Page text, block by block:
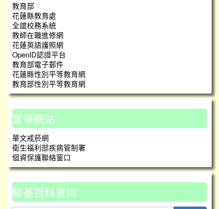
教育部
花蓮縣教育處
全誼校務系統
教師在職進修網
花蓮英語護照網
OpenID認證平台
教育部電子郵件
花蓮縣性別平等教育網
教育部性別平等教育網
宣導網站
華文戒菸網
衛生福利部疾病管制署
個資保護聯絡窗口
維基百科查詢